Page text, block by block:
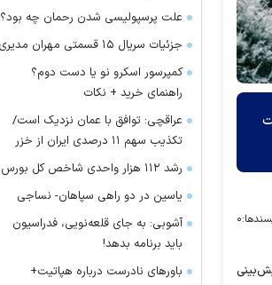
۰
علت پرسپولیسی شدن رحمان چه بود؟
جزئیات سریال ۱۵ قسمتی مهران مدیری
کمپرسور اسکرو نو یا دست دوم؟
راهنمای خرید + نکات
عراقچی: توافق با عمان نزدیک است/
تکذیب سهم ۱۱ درصدی ایران از خزر
رشد ۱۱۲ هزار واحدی شاخص کل بورس
یاسین در دو راهی سپاهان- نساجی
آشوبی: به جای قلعه‌نویی، فدراسیون
باید برنامه بدهد!
باور‌های نادرست درباره هپاتیت+